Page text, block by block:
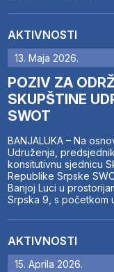
AKTIVNOSTI
13. Maja 2026.
POZIV ZA
SKUPŠTINE
SWOT
BANJALUKA – Na
Udruženja,
konsitutivnu sjednicu
Republike Srpske
Banjoj Luci u
Srpska 9, s početkom
AKTIVNOSTI
15. Aprila 2026.